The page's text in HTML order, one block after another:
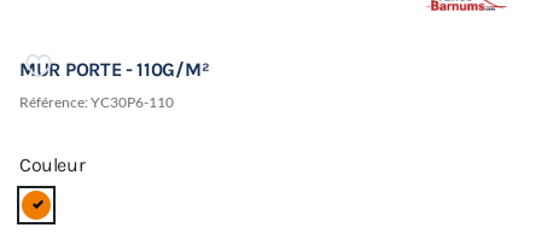
MUR PORTE - 110G/M²
Référence: YC30P6-110
Couleur